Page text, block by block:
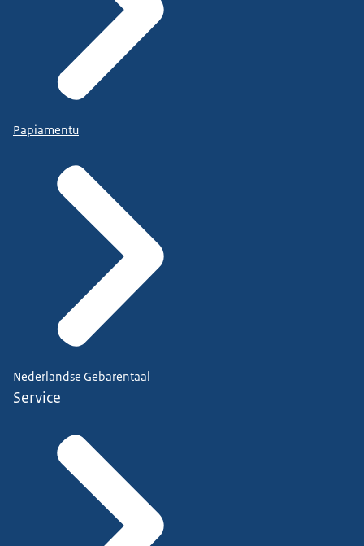
Papiamentu
Nederlandse Gebarentaal
Service